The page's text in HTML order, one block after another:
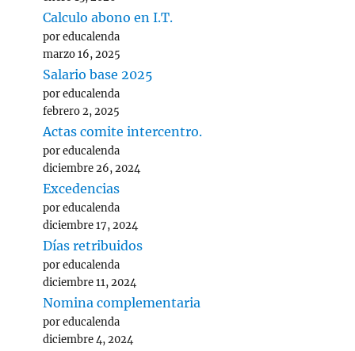
Calculo abono en I.T.
por educalenda
marzo 16, 2025
Salario base 2025
por educalenda
febrero 2, 2025
Actas comite intercentro.
por educalenda
diciembre 26, 2024
Excedencias
por educalenda
diciembre 17, 2024
Días retribuidos
por educalenda
diciembre 11, 2024
Nomina complementaria
por educalenda
diciembre 4, 2024